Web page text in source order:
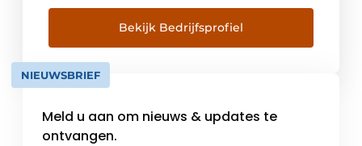
accessoires en interieur. Wie geen
genoegen wil nemen met het gebruikelijke
aanbod opteert voor Naber als leverancier
en ontwikkelaar van toekomstgerichte
oplossingen. Voor producten die door een
Bekijk Bedrijfsprofiel
NIEUWSBRIEF
Meld u aan om nieuws & updates te
ontvangen.